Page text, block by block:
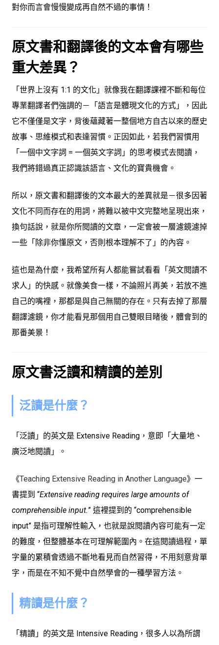
對你而言會慢慢變成再自然不過的事情！
原文書和翻譯後的文本會有哪些
重大差異？
「世界上沒有 1:1 的文化」就像我在翻譯課裡不斷和每位
專業翻譯者們強調的－「語言是體現文化的方式」，因此
它不僅僅是文字，背後蘊藏著一整個地方自古以來的歷史
故事、思維模式和表達習慣。正因如此，若我們習慣用
「一個中文字詞 = 一個英文字詞」的思考模式去閱讀，
我們將錯過真正認識該語言、文化的寶貴機會。
所以，原文書和翻譯後的文本最大的差異就是－很多因著
文化不同而存在的用詞，將難以被中文完整地呈現出來 ，
換句話說，就是你所閱讀的文章，一定會被一層濾鏡濾掉
一些「除非你懂原文，否則根本理解不了」的內容。
這也是為什麼，我希望所有人都能嘗試看看「英文閱讀不
求人」的快感。就像美食一樣，不論照片再美，若放不進
自己的嘴裡，那都是與自己無關的存在。只有去掉了那層
翻譯濾鏡，你才能看見那個用自己雙眼目睹後，體會到的
那番美景！
原文書泛讀和精讀的差別
泛讀是什麼？
「泛讀」的英文是 Extensive Reading，意即「大量地、
廣泛地閱讀」。
《Teaching Extensive Reading in Another Language》一
書提到 “Extensive reading requires large amounts of
comprehensible input.” 這裡提到的 “comprehensible
input” 是指可理解性輸入，也就是說閱讀內容可能有一定
的難度，但整體基本在可理解範圍內。在這閱讀過程，單
字量的累積會透過不斷地看見而自然習得，不用刻意背單
字，而是在不知不覺中自然學會的一種學習方法。
精讀是什麼？
「精讀」的英文是 Intensive Reading ， 很多人以為所謂